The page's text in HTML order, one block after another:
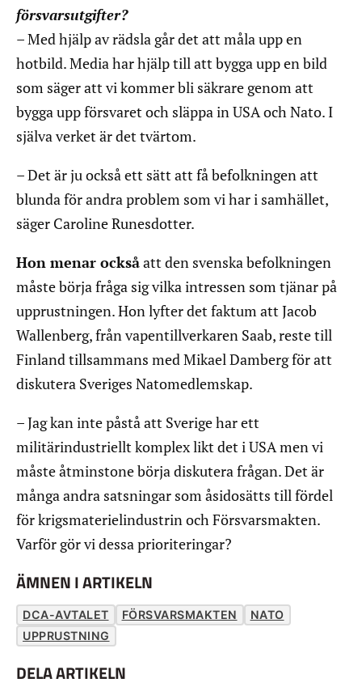
försvarsutgifter?
– Med hjälp av rädsla går det att måla upp en
hotbild. Media har hjälp till att bygga upp en bild
som säger att vi kommer bli säkrare genom att
bygga upp försvaret och släppa in USA och Nato. I
själva verket är det tvärtom.
– Det är ju också ett sätt att få befolkningen att
blunda för andra problem som vi har i samhället,
säger Caroline Runesdotter.
Hon menar ocksåatt den svenska befolkningen
måste börja fråga sig vilka intressen som tjänar på
upprustningen. Hon lyfter det faktum att Jacob
Wallenberg, från vapentillverkaren Saab, reste till
Finland tillsammans med Mikael Damberg för att
diskutera Sveriges Natomedlemskap.
– Jag kan inte påstå att Sverige har ett
militärindustriellt komplex likt det i USA men vi
måste åtminstone börja diskutera frågan. Det är
många andra satsningar som åsidosätts till fördel
för krigsmaterielindustrin och Försvarsmakten.
Varför gör vi dessa prioriteringar?
ÄMNEN I ARTIKELN
DCA-AVTALET FÖRSVARSMAKTEN
NATO
UPPRUSTNING
DELA ARTIKELN